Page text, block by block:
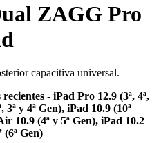
ZAGG Pro
capacitiva universal.
- iPad Pro 12.9 (3ª, 4ª,
3ª y 4ª Gen), iPad 10.9 (10ª
10.9 (4ª y 5ª Gen), iPad 10.2
(6ª Gen)